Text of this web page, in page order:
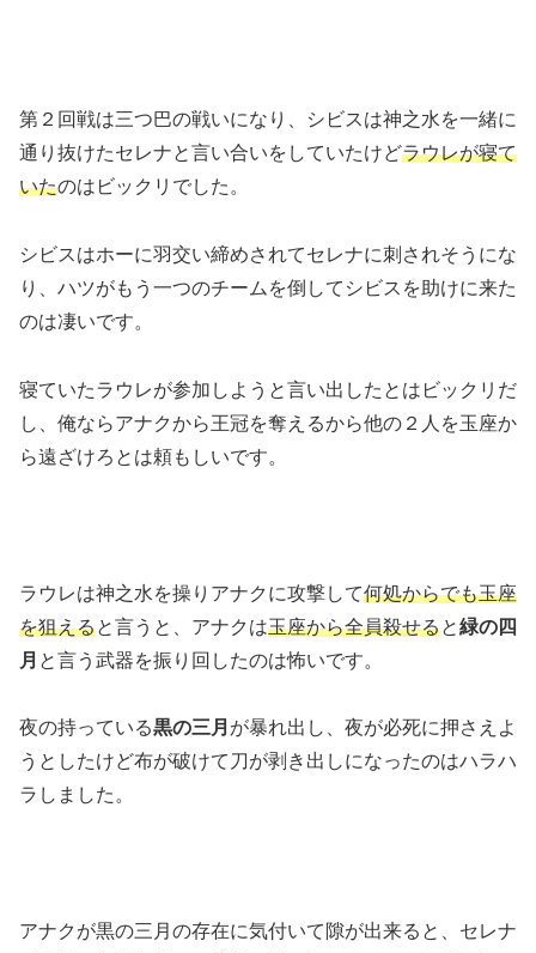
第２回戦は三つ巴の戦いになり、シビスは神之水を一緒に
通り抜けたセレナと言い合いをしていたけどラウレが寝て
いたのはビックリでした。
シビスはホーに羽交い締めされてセレナに刺されそうにな
り、ハツがもう一つのチームを倒してシビスを助けに来た
のは凄いです。
寝ていたラウレが参加しようと言い出したとはビックリだ
し、俺ならアナクから王冠を奪えるから他の２人を玉座か
ら遠ざけろとは頼もしいです。
ラウレは神之水を操りアナクに攻撃して何処からでも玉座
を狙えると言うと、アナクは玉座から全員殺せると緑の四
月 と言う武器を振り回したのは怖いです。
夜の持っている黒の三月 が暴れ出し、夜が必死に押さえよ
うとしたけど布が破けて刀が剥き出しになったのはハラハ
ラしました。
アナクが黒の三月の存在に気付いて隙が出来ると、セレナ